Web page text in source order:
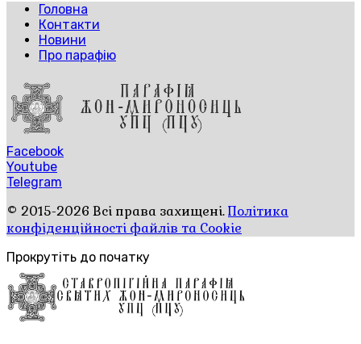
Головна
Контакти
Новини
Про парафію
Facebook
Youtube
Telegram
© 2015-2026 Всі права захищені.Політика
конфіденційності файлів та Cookie
Прокрутіть до початку